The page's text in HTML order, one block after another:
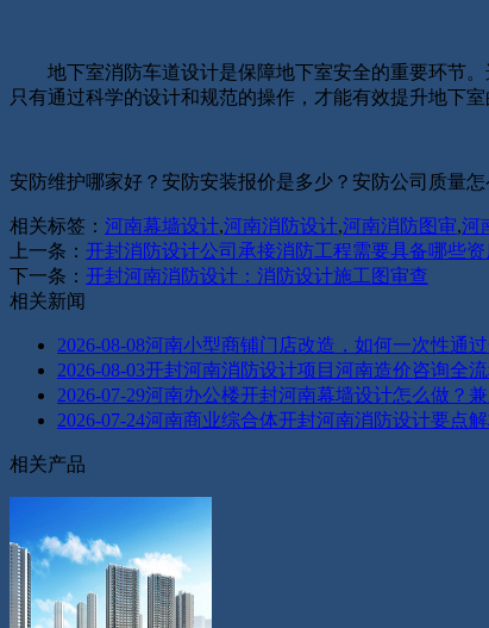
地下室消防车道设计是保障地下室安全的重要环节。
只有通过科学的设计和规范的操作，才能有效提升地下
安防维护哪家好？安防安装报价是多少？安防公司质量
相关标签： 河南幕墙设计,河南消防设计,河南消防图审,河
上一条： 开封消防设计公司承接消防工程需要具备哪些资
下一条： 开封河南消防设计：消防设计施工图审查
相关新闻
2026-08-08河南小型商铺门店改造，如何一次性通
2026-08-03开封河南消防设计项目河南造价咨询全
2026-07-29河南办公楼开封河南幕墙设计怎么做？
2026-07-24河南商业综合体开封河南消防设计要点
相关产品